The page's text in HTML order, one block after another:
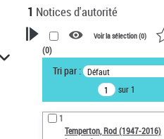
1 Notices d'autorité
VOTRE RECHERCHE
Recherche avancée dans les
notices d’autorité
Œuvres liées à l'auteur :
Temperton, Rod (1947-2016)
Voir la sélection (0)
(0)
Tri par : Défaut
sur 1
1
Temperton, Rod (1947-2016)